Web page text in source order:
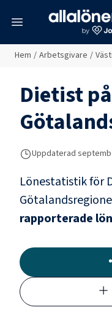
Hem / Arbetsgivare /
Dietist
Uppdaterad
Lönestatistik för
rapporterade